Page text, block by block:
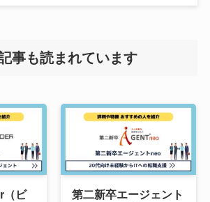
事も読まれています
（ビ
第二新卒エージェント